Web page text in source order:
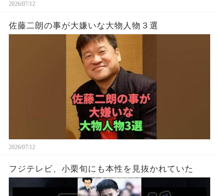
2026/07/12
佐藤二朗の事が大嫌いな大物人物３選
2026/07/12
フジテレビ、小栗旬にも本性を見抜かれていた